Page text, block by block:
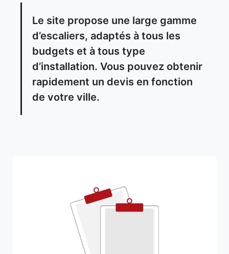
Le site propose une large gamme
d’escaliers, adaptés à tous les
budgets et à tous type
d’installation. Vous pouvez obtenir
rapidement un devis en fonction
de votre ville.